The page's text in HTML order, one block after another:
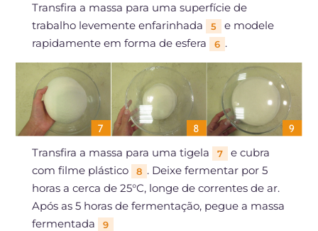
Transfira a massa para uma superfície de
trabalho levemente enfarinhada
5
e modele
rapidamente em forma de esfera
6 .
Transfira a massa para uma tigela 7
e cubra
com filme plástico
8 . Deixe fermentar por 5
horas a cerca de 25°C, longe de correntes de ar.
Após as 5 horas de fermentação, pegue a massa
fermentada
9